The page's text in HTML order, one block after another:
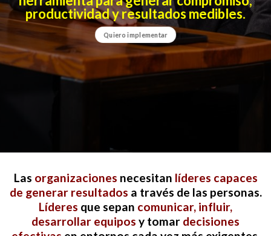
productividad y resultados medibles.
Quiero implementar
Las organizaciones necesitan líderes capaces
de generar resultados a través de las personas.
Líderes que sepan comunicar, influir,
desarrollar equipos y tomar decisiones